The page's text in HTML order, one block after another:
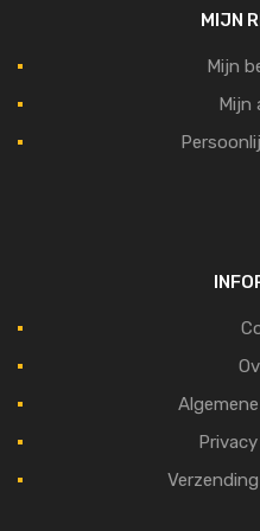
MIJN
Mijn
Mijn